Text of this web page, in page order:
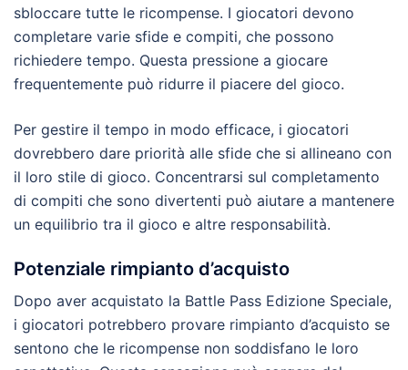
sbloccare tutte le ricompense. I giocatori devono
completare varie sfide e compiti, che possono
richiedere tempo. Questa pressione a giocare
frequentemente può ridurre il piacere del gioco.
Per gestire il tempo in modo efficace, i giocatori
dovrebbero dare priorità alle sfide che si allineano con
il loro stile di gioco. Concentrarsi sul completamento
di compiti che sono divertenti può aiutare a mantenere
un equilibrio tra il gioco e altre responsabilità.
Potenziale rimpianto d’acquisto
Dopo aver acquistato la Battle Pass Edizione Speciale,
i giocatori potrebbero provare rimpianto d’acquisto se
sentono che le ricompense non soddisfano le loro